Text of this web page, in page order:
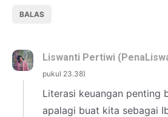
BALAS
Liswanti Pertiwi
pukul 23.38
Literasi keuangan penting
apalagi buat kita sebagai